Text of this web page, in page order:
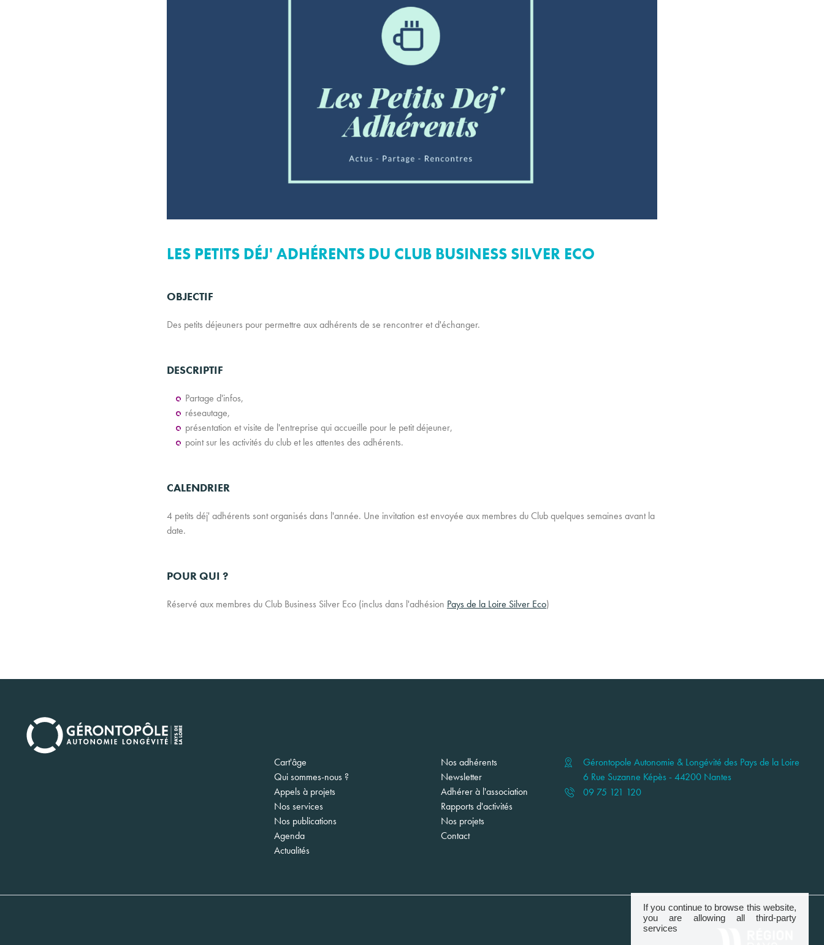
LES PETITS DÉJ' ADHÉRENTS DU CLUB BUSINESS SILVER ECO
OBJECTIF
Des petits déjeuners pour permettre aux adhérents de se rencontrer et d'échanger.
DESCRIPTIF
Partage d'infos,
réseautage,
présentation et visite de l'entreprise qui accueille pour le petit déjeuner,
point sur les activités du club et les attentes des adhérents.
CALENDRIER
4 petits déj' adhérents sont organisés dans l'année. Une invitation est envoyée aux membres du Club quelques semaines avant la
date.
POUR QUI ?
Réservé aux membres du Club Business Silver Eco (inclus dans l'adhésion Pays de la Loire Silver Eco)
Navigation
principale
Cart'âge
Qui sommes-nous ?
Appels à projets
Nos services
Nos publications
Agenda
Actualités
Nos adhérents
Newsletter
Adhérer à l'association
Rapports d'activités
Nos projets
Contact
Gérontopole Autonomie & Longévité des Pays de la Loire
6 Rue Suzanne Képès - 44200 Nantes
09 75 121 120
If you continue to browse this website,
you are allowing all third-party
services